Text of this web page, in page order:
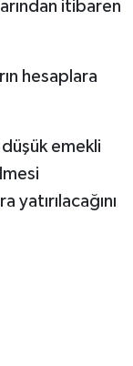
itibaren
hesaplara
emekli
yatırılacağını